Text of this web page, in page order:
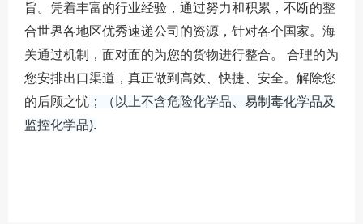
旨。凭着丰富的行业经验，通过努力和积累，不断的整
合世界各地区优秀速递公司的资源，针对各个国家。海
关通过机制，面对面的为您的货物进行整合。 合理的为
您安排出口渠道，真正做到高效、快捷、安全。解除您
的后顾之忧 ；（以上不含危险化学品、易制毒化学品及
监控化学品).